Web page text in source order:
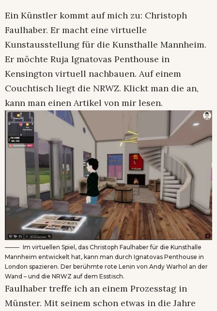
Ein Künstler kommt auf mich zu: Christoph
Faulhaber. Er macht eine virtuelle
Kunstausstellung für die Kunsthalle Mannheim.
Er möchte Ruja Ignatovas Penthouse in
Kensington virtuell nachbauen. Auf einem
Couchtisch liegt die NRWZ. Klickt man die an,
kann man einen Artikel von mir lesen.
Im virtuellen Spiel, das Christoph Faulhaber für die Kunsthalle
Mannheim entwickelt hat, kann man durch Ignatovas Penthouse in
London spazieren. Der berühmte rote Lenin von Andy Warhol an der
Wand – und die NRWZ auf dem Esstisch.
Faulhaber treffe ich an einem Prozesstag in
Münster. Mit seinem schon etwas in die Jahre